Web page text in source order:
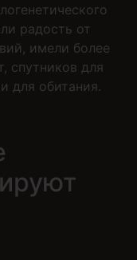
радость от
имели более
спутников для
для обитания.